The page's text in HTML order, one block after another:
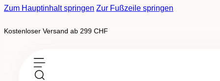
Zum Hauptinhalt springen Zur Fußzeile springen
Kostenloser Versand ab 299 CHF